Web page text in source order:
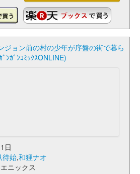
ジョン前の村の少年が序盤の街で暮ら
ﾝｶﾞﾝｺﾐｯｸｽONLINE)
日
待始,和狸ナオ
ニックス